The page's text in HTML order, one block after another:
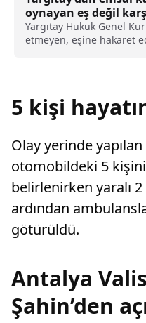
oynayan eş değil
kusurlu sayıldı
Yargıtay Hukuk Genel
etmeyen, eşine hakaret
5 kişi
Olay yerinde
otomobildeki 5
belirlenirken yaralı
ardından
götürüldü.
Antalya
Şahin’den